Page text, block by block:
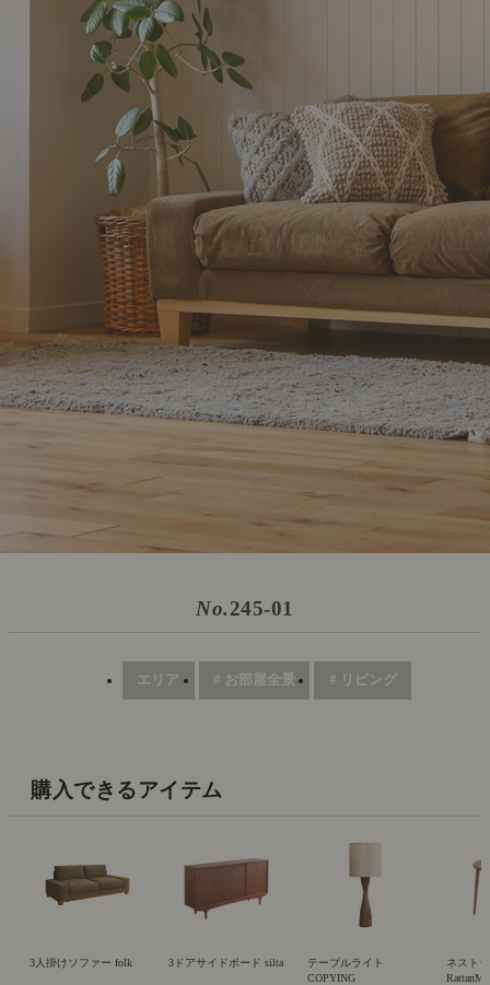
No.245-01
エリア # お部屋全景 # リビング
購入できるアイテム
3人掛けソファー folk 3ドアサイドボード silta
テーブルライト
COPYING
ネスト